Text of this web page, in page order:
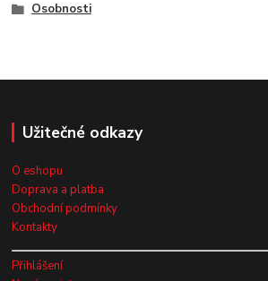
Osobnosti
Užitečné odkazy
O eshopu
Doprava a platba
Obchodní podmínky
Kontakty
Přihlášení